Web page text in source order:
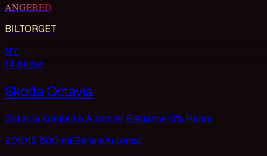
ANGERED
BILTORGET
NY
14 bilder
Skoda Octavia
Octavia Kombi 1.8 Automat Elegance 0% Ränta
201012 500 milBensinAutomat